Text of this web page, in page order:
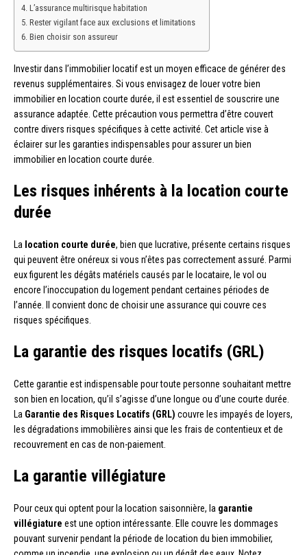
L’assurance multirisque habitation
Rester vigilant face aux exclusions et limitations
Bien choisir son assureur
Investir dans l’immobilier locatif est un moyen efficace de générer des
revenus supplémentaires. Si vous envisagez de louer votre bien
immobilier en location courte durée, il est essentiel de souscrire une
assurance adaptée. Cette précaution vous permettra d’être couvert
contre divers risques spécifiques à cette activité. Cet article vise à
éclairer sur les garanties indispensables pour assurer un bien
immobilier en location courte durée.
Les risques inhérents à la location courte
durée
La location courte durée, bien que lucrative, présente certains risques
qui peuvent être onéreux si vous n’êtes pas correctement assuré. Parmi
eux figurent les dégâts matériels causés par le locataire, le vol ou
encore l’inoccupation du logement pendant certaines périodes de
l’année. Il convient donc de choisir une assurance qui couvre ces
risques spécifiques.
La garantie des risques locatifs (GRL)
Cette garantie est indispensable pour toute personne souhaitant mettre
son bien en location, qu’il s’agisse d’une longue ou d’une courte durée.
La Garantie des Risques Locatifs (GRL) couvre les impayés de loyers,
les dégradations immobilières ainsi que les frais de contentieux et de
recouvrement en cas de non-paiement.
La garantie villégiature
Pour ceux qui optent pour la location saisonnière, la garantie
villégiature est une option intéressante. Elle couvre les dommages
pouvant survenir pendant la période de location du bien immobilier,